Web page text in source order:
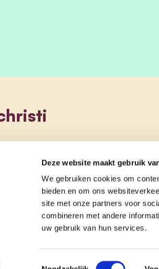
Deze website maakt gebruik
We gebruiken cookies om
bieden en om ons
site met onze partners voor
combineren met andere
uw gebruik van hun services.
Toestemmingsselectie
onze partij doe mee